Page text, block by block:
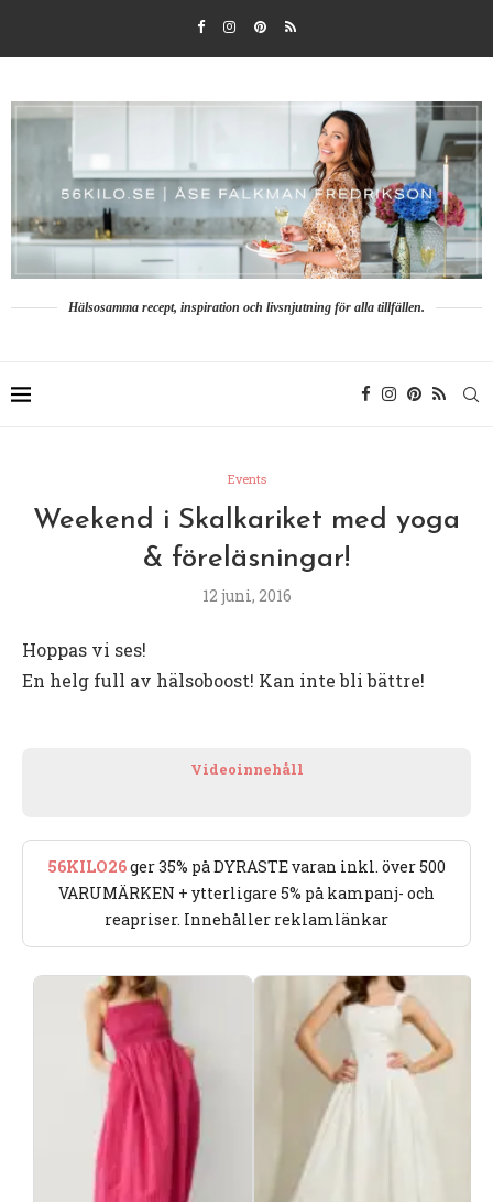
Hälsosamma recept, inspiration och livsnjutning för alla tillfällen.
Events
Weekend i Skalkariket med yoga
& föreläsningar!
12 juni, 2016
Hoppas vi ses!
En helg full av hälsoboost! Kan inte bli bättre!
Videoinnehåll
56KILO26ger 35% på DYRASTE varan inkl. över 500
VARUMÄRKEN + ytterligare 5% på kampanj- och
reapriser. Innehåller reklamlänkar